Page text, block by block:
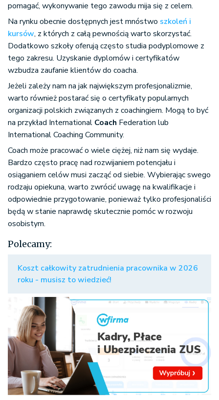
pomagać, wykonywanie tego zawodu mija się z celem.
Na rynku obecnie dostępnych jest mnóstwo szkoleń i
kursów, z których z całą pewnością warto skorzystać.
Dodatkowo szkoły oferują często studia podyplomowe z
tego zakresu. Uzyskanie dyplomów i certyfikatów
wzbudza zaufanie klientów do coacha.
Jeżeli zależy nam na jak największym profesjonalizmie,
warto również postarać się o certyfikaty popularnych
organizacji polskich związanych z coachingiem. Mogą to być
na przykład International Coach Federation lub
International Coaching Community.
Coach może pracować o wiele ciężej, niż nam się wydaje.
Bardzo często pracę nad rozwijaniem potencjału i
osiąganiem celów musi zacząć od siebie. Wybierając swego
rodzaju opiekuna, warto zwrócić uwagę na kwalifikacje i
odpowiednie przygotowanie, ponieważ tylko profesjonaliści
będą w stanie naprawdę skutecznie pomóc w rozwoju
osobistym.
Polecamy:
Koszt całkowity zatrudnienia pracownika w 2026
roku - musisz to wiedzieć!